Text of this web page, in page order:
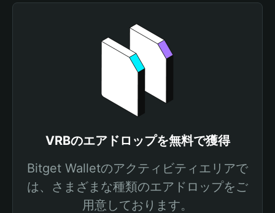
VRBのエアドロップを無料で獲得
Bitget Walletのアクティビティエリアで
は、さまざまな種類のエアドロップをご
用意しております。